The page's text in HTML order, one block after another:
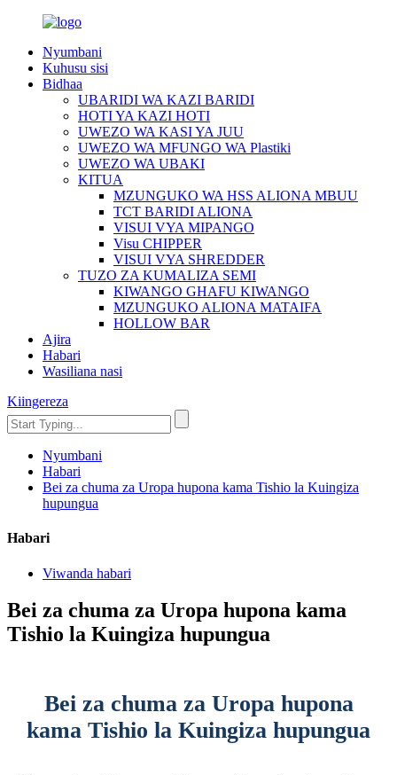
Nyumbani
Kuhusu sisi
Bidhaa
UBARIDI WA KAZI BARIDI
HOTI YA KAZI HOTI
UWEZO WA KASI YA JUU
UWEZO WA MFUNGO WA Plastiki
UWEZO WA UBAKI
KITUA
MZUNGUKO WA HSS ALIONA MBUU
TCT BARIDI ALIONA
VISUI VYA MIPANGO
Visu CHIPPER
VISUI VYA SHREDDER
TUZO ZA KUMALIZA SEMI
KIWANGO GHAFU KIWANGO
MZUNGUKO ALIONA MATAIFA
HOLLOW BAR
Ajira
Habari
Wasiliana nasi
Kiingereza
Nyumbani
Habari
Bei za chuma za Uropa hupona kama Tishio la Kuingiza
hupungua
Habari
Viwanda habari
Bei za chuma za Uropa hupona kama
Tishio la Kuingiza hupungua
Bei za chuma za Uropa hupona
kama Tishio la Kuingiza hupungua